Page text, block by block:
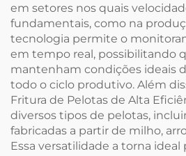
em setores nos quais
fundamentais, como na
tecnologia permite o
em tempo real, possibilitando
mantenham condições ideais
todo o ciclo produtivo. Além
Fritura de Pelotas de Alta
diversos tipos de pelotas,
fabricadas a partir de milho,
Essa versatilidade a torna ideal